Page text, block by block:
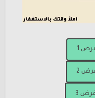
1
2
3